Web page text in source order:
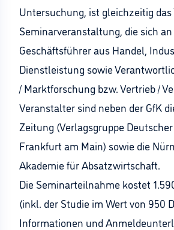
Untersuchung, ist gleichzeitig
Seminarveranstaltung, die sich
Geschäftsführer aus Handel,
Dienstleistung sowie
/ Marktforschung bzw. Vertrieb /
Veranstalter sind neben der GfK
Zeitung (Verlagsgruppe
Frankfurt am Main) sowie die
Akademie für Absatzwirtschaft.
Die Seminarteilnahme kostet
(inkl. der Studie im Wert von 950
Informationen und